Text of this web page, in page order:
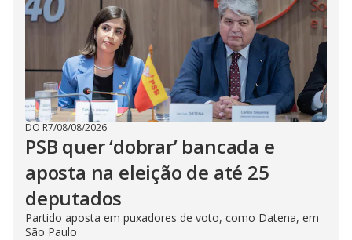
DO R7/08/08/2026
PSB quer ‘dobrar’ bancada e
aposta na eleição de até 25
deputados
Partido aposta em puxadores de voto, como Datena, em
São Paulo